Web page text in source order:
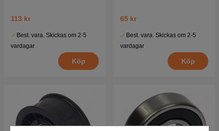
113 kr
Best. vara. Skickas om 2-5
vardagar
Köp
65 kr
Best. vara. Skickas om 2-5
vardagar
Köp